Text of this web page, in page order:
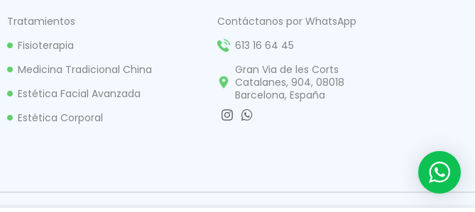
Tratamientos
Fisioterapia
Medicina Tradicional China
Estética Facial Avanzada
Estética Corporal
Contáctanos por WhatsApp
613 16 64 45
Gran Via de les Corts
Catalanes, 904, 08018
Barcelona, España